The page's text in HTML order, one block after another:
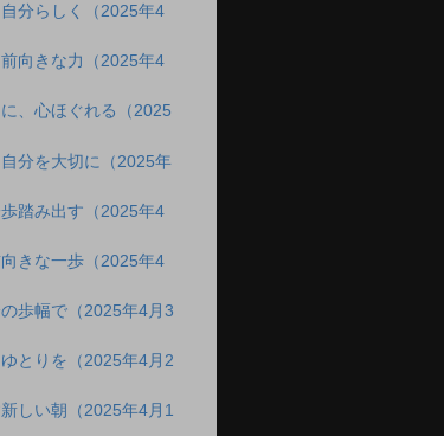
分らしく（2025年4
向きな力（2025年4
、心ほぐれる（2025
分を大切に（2025年
踏み出す（2025年4
きな一歩（2025年4
歩幅で（2025年4月3
とりを（2025年4月2
しい朝（2025年4月1